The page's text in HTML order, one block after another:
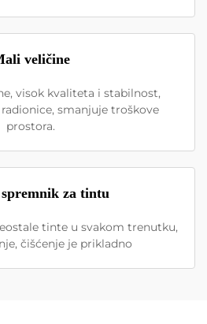
veličine
visok kvaliteta i stabilnost,
smanjuje troškove
prostora.
za tintu
tinte u svakom trenutku,
čišćenje je prikladno